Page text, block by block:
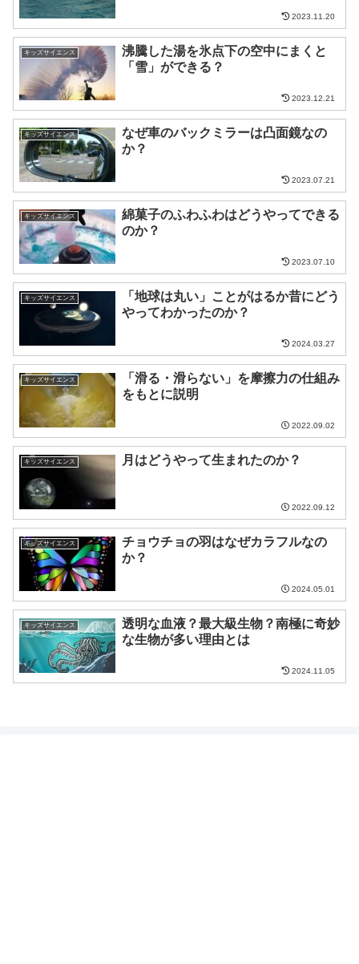
2023.11.20
キッズサイエンス
沸騰した湯を氷点下の空中にまくと
「雪」ができる？
2023.12.21
キッズサイエンス
なぜ車のバックミラーは凸面鏡なの
か？
2023.07.21
キッズサイエンス
綿菓子のふわふわはどうやってできる
のか？
2023.07.10
キッズサイエンス
「地球は丸い」ことがはるか昔にどう
やってわかったのか？
2024.03.27
キッズサイエンス
「滑る・滑らない」を摩擦力の仕組み
をもとに説明
2022.09.02
キッズサイエンス 月はどうやって生まれたのか？
2022.09.12
キッズサイエンス
チョウチョの羽はなぜカラフルなの
か？
2024.05.01
キッズサイエンス
透明な血液？最大級生物？南極に奇妙
な生物が多い理由とは
2024.11.05